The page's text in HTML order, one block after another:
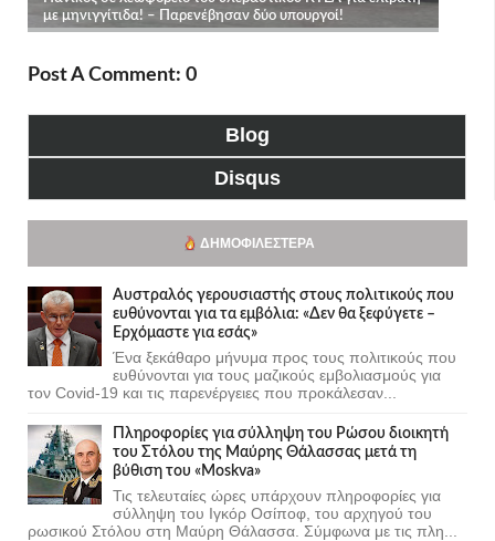
Post A Comment: 0
Blog
Disqus
ΔΗΜΟΦΙΛΈΣΤΕΡΑ
Αυστραλός γερουσιαστής στους πολιτικούς που
ευθύνονται για τα εμβόλια: «Δεν θα ξεφύγετε –
Ερχόμαστε για εσάς»
Ένα ξεκάθαρο μήνυμα προς τους πολιτικούς που
ευθύνονται για τους μαζικούς εμβολιασμούς για
τον Covid-19 και τις παρενέργειες που προκάλεσαν...
Πληροφορίες για σύλληψη του Ρώσου διοικητή
του Στόλου της Mαύρης Θάλασσας μετά τη
βύθιση του «Moskva»
Τις τελευταίες ώρες υπάρχουν πληροφορίες για
σύλληψη του Ιγκόρ Οσίποφ, του αρχηγού του
ρωσικού Στόλου στη Μαύρη Θάλασσα. Σύμφωνα με τις πλη...